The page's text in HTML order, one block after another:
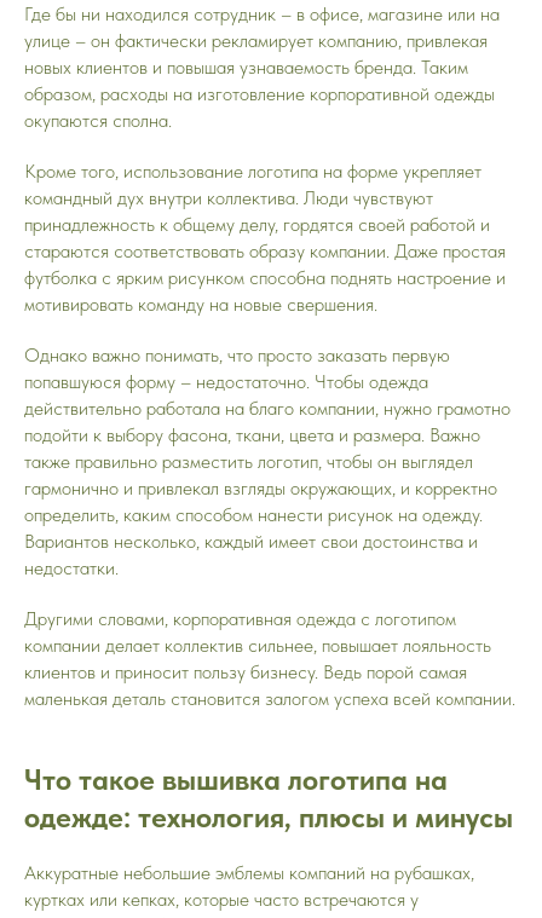
Где бы ни находился сотрудник – в офисе, магазине или на
улице – он фактически рекламирует компанию, привлекая
новых клиентов и повышая узнаваемость бренда. Таким
образом, расходы на изготовление корпоративной одежды
окупаются сполна.
Кроме того, использование логотипа на форме укрепляет
командный дух внутри коллектива. Люди чувствуют
принадлежность к общему делу, гордятся своей работой и
стараются соответствовать образу компании. Даже простая
футболка с ярким рисунком способна поднять настроение и
мотивировать команду на новые свершения.
Однако важно понимать, что просто заказать первую
попавшуюся форму – недостаточно. Чтобы одежда
действительно работала на благо компании, нужно грамотно
подойти к выбору фасона, ткани, цвета и размера. Важно
также правильно разместить логотип, чтобы он выглядел
гармонично и привлекал взгляды окружающих, и корректно
определить, каким способом нанести рисунок на одежду.
Вариантов несколько, каждый имеет свои достоинства и
недостатки.
Другими словами, корпоративная одежда с логотипом
компании делает коллектив сильнее, повышает лояльность
клиентов и приносит пользу бизнесу. Ведь порой самая
маленькая деталь становится залогом успеха всей компании.
Что такое вышивка логотипа на
одежде: технология, плюсы и минусы
Аккуратные небольшие эмблемы компаний на рубашках,
куртках или кепках, которые часто встречаются у